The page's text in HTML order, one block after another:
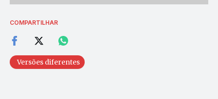
COMPARTILHAR
Versões diferentes